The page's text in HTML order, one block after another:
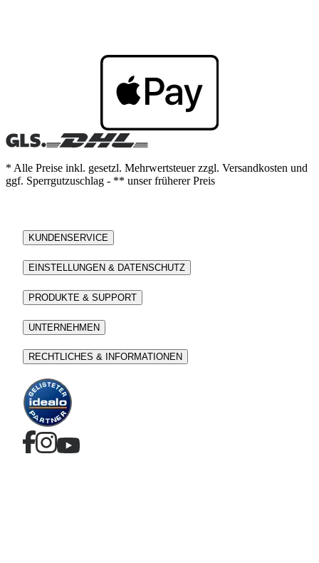
* Alle Preise inkl. gesetzl. Mehrwertsteuer zzgl. Versandkosten und
ggf. Sperrgutzuschlag - ** unser früherer Preis
KUNDENSERVICE
EINSTELLUNGEN & DATENSCHUTZ
PRODUKTE & SUPPORT
UNTERNEHMEN
RECHTLICHES & INFORMATIONEN